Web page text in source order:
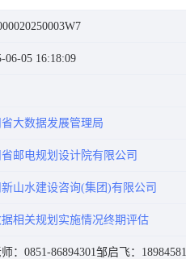
06-05 16:18:09
大数据发展管理局
邮电规划设计院有限公司
山水建设咨询(集团)有限公司
相关规划实施情况终期评估
：0851-86894301邹启飞：